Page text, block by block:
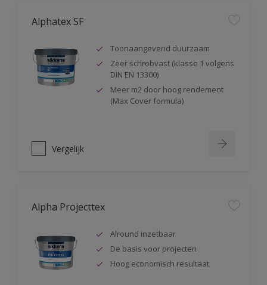
Alphatex SF
Toonaangevend duurzaam
Zeer schrobvast (klasse 1 volgens
DIN EN 13300)
Meer m2 door hoog rendement
(Max Cover formula)
Vergelijk
Alpha Projecttex
Alround inzetbaar
De basis voor projecten
Hoog economisch resultaat